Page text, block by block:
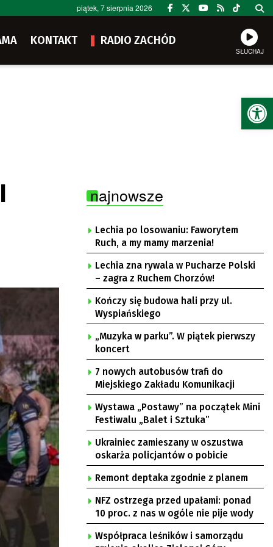
piątek, 7 sierpnia 2026
KONTAKT RADIO ZACHÓD
SŁUCHAJ
najnowsze
Lechia po losowaniu: Faworytem
Ruch, a my mamy marzenia!
Lechia zna rywala w Pucharze Polski
– zagra z Ruchem Chorzów!
Kończy się budowa hali przy ul.
Wyspiańskiego
„Muzyka w parku”. W piątek pierwszy
koncert
7 nowych autobusów trafi do
Miejskiego Zakładu Komunikacji
Wystawa „Postawy” na początek Mini
Festiwalu „Balet i Sztuka”
Ukrainiec zamieszany w oszustwa
oskarża policjantów o pobicie
Remont deptaka zgodnie z planem
NFZ ostrzega przed upałami: ponad
10 proc. z nas w ogóle nie pije wody
Współpraca leśników i samorządu